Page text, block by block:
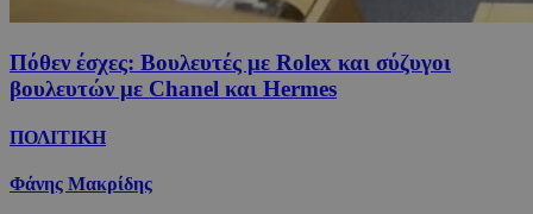
Πόθεν έσχες: Βουλευτές με Rolex και σύζυγοι
βουλευτών με Chanel και Hermes
ΠΟΛΙΤΙΚΗ
Φάνης Μακρίδης